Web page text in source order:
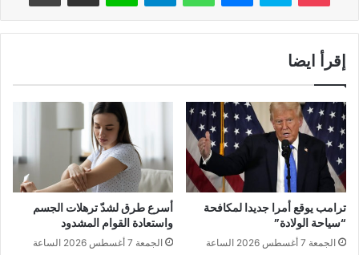
إقرأ ايضا
ترامب يوقع أمرا جديدا لمكافحة
“سياحة الولادة”
الجمعة 7 أغسطس 2026 الساعة
أسرع طرق لشدّ ترهلات الجسم
واستعادة القوام المشدود
الجمعة 7 أغسطس 2026 الساعة